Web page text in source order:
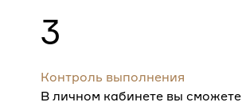
3
Контроль выполнения
В личном кабинете вы сможете